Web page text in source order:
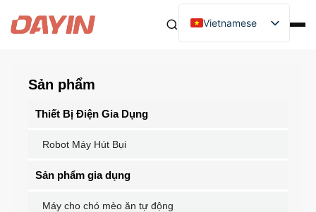
Vietnamese
Sản phẩm
Thiết Bị Điện Gia Dụng
Robot Máy Hút Bụi
Sản phẩm gia dụng
Máy cho chó mèo ăn tự động